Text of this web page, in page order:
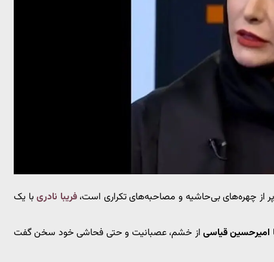
از چهره‌های بی‌حاشیه و مصاحبه‌های تکراری است،فریبا نادریبا یک
امیرحسین قیاسی از خشم، عصبانیت و حتی فحاشی خود سخن گفت